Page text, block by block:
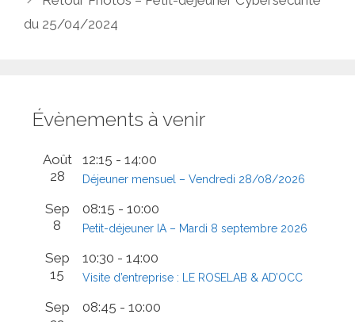
du 25/04/2024
Évènements à venir
Août
28
12:15 - 14:00
Déjeuner mensuel – Vendredi 28/08/2026
Sep
8
08:15 - 10:00
Petit-déjeuner IA – Mardi 8 septembre 2026
Sep
15
10:30 - 14:00
Visite d’entreprise : LE ROSELAB & AD’OCC
Sep
08:45 - 10:00